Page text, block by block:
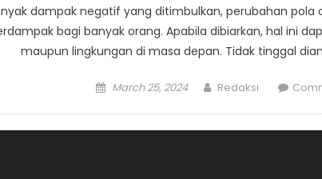
dampak negatif yang ditimbulkan, perubahan
bagi banyak orang. Apabila dibiarkan, hal ini
maupun lingkungan di masa depan. Tidak tinggal
Posted
March 25, 2024 Author
Redaksi